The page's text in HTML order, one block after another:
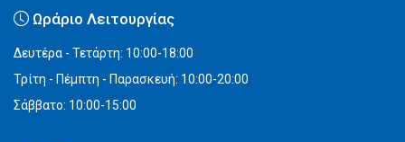
Ωράριο Λειτουργίας
Δευτέρα - Τετάρτη: 10:00-18:00
Τρίτη - Πέμπτη - Παρασκευή: 10:00-20:00
Σάββατο: 10:00-15:00